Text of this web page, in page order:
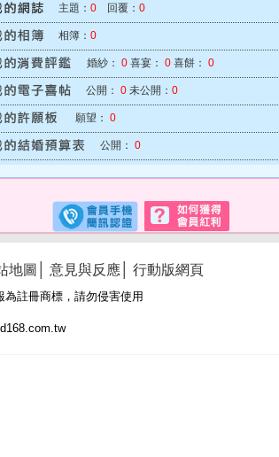
主題： 0 回覆： 0
相簿： 0
婚紗： 0 喜宴： 0 喜餅： 0
公開： 0 未公開： 0
願望： 0
公開： 0
地圖 意見與反應 行動版網頁
註冊商標，請勿侵害使用